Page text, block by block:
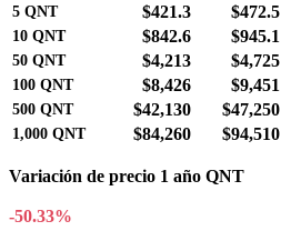
5 QNT $421.3 $472.5
10 QNT $842.6 $945.1
50 QNT $4,213 $4,725
100 QNT $8,426 $9,451
500 QNT $42,130 $47,250
1,000 QNT $84,260 $94,510
Variación de precio 1 año QNT
-50.33%